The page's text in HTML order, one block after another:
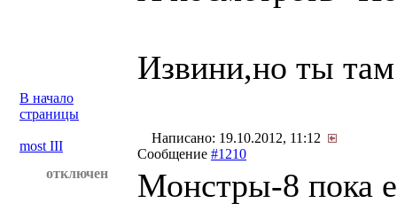
Извини,но ты
В начало
страницы
most III
Написано: 19.10.2012, 11:12
Сообщение #1210
отключен
Монстры-8 пока